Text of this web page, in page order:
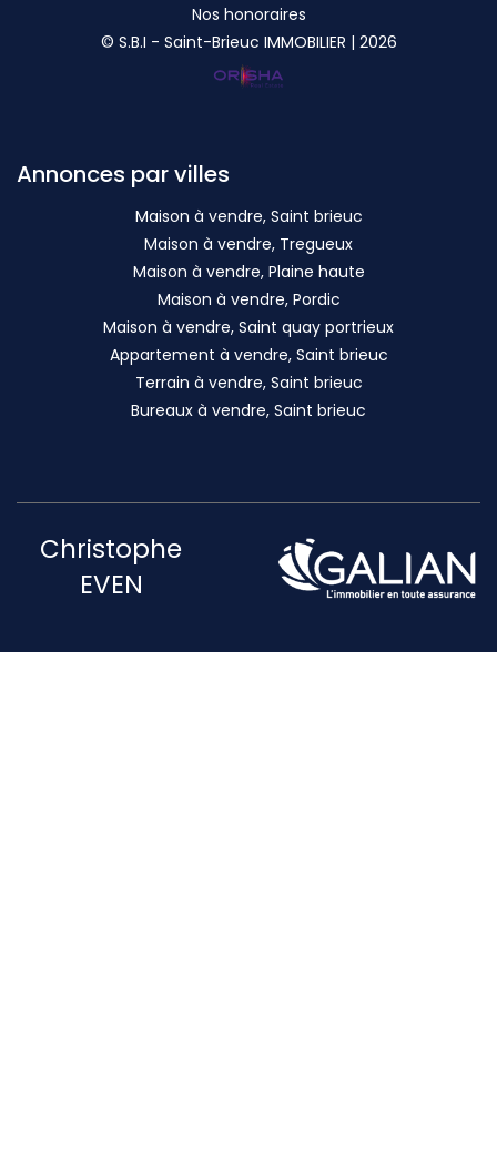
Nos honoraires
© S.B.I - Saint-Brieuc IMMOBILIER | 2026
Annonces par villes
Maison à vendre, Saint brieuc
Maison à vendre, Tregueux
Maison à vendre, Plaine haute
Maison à vendre, Pordic
Maison à vendre, Saint quay portrieux
Appartement à vendre, Saint brieuc
Terrain à vendre, Saint brieuc
Bureaux à vendre, Saint brieuc
Christophe
EVEN